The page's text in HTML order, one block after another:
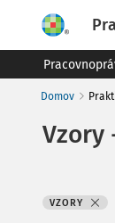
Domov
Vzory
VZORY